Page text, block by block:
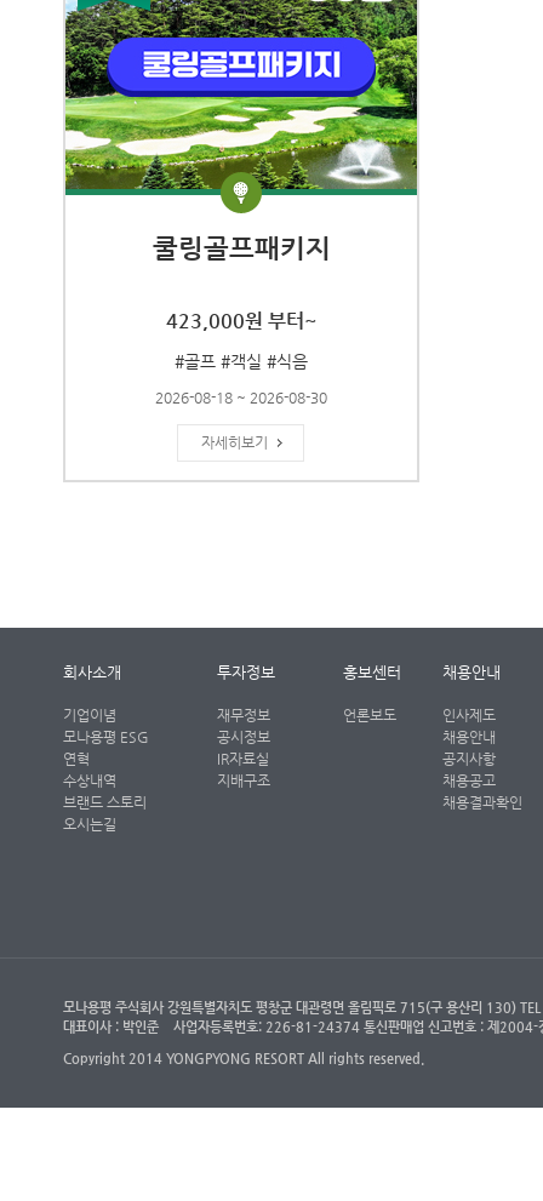
쿨링골프패키지
423,000원 부터~
#골프 #객실 #식음
2026-08-18 ~ 2026-08-30
자세히보기
회사소개
기업이념
모나용평 ESG
연혁
수상내역
브랜드 스토리
오시는길
투자정보
재무정보
공시정보
IR자료실
지배구조
홍보센터
언론보도
채용안내
인사제도
채용안내
공지사항
채용공고
채용결과확인
모나용평 주식회사 강원특별자치도 평창군 대관령면 올림픽로 715(구 용산리
대표이사 : 박인준
사업자등록번호: 226-81-24374 통신판매업 신고번호 : 제2004-
Copyright 2014 YONGPYONG RESORT All rights reserved.